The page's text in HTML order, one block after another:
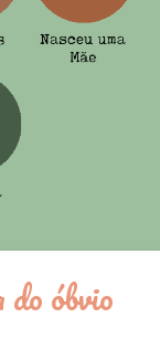
óbvio